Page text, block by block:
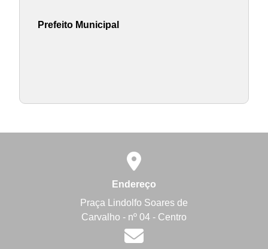
Prefeito Municipal
Endereço
Praça Lindolfo Soares de
Carvalho - nº 04 - Centro